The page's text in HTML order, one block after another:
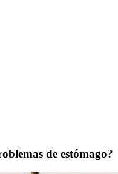
de estómago?